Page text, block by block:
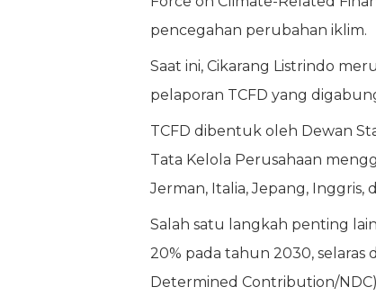
pencegahan perubahan iklim.
Saat ini, Cikarang Listrindo
pelaporan TCFD yang
TCFD dibentuk oleh Dewan
Tata Kelola Perusahaan
Jerman, Italia, Jepang, Inggris,
Salah satu langkah penting
20% pada tahun 2030,
Determined Contribution/NDC)